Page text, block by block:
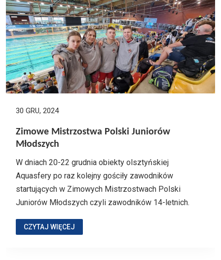
30 GRU, 2024
Zimowe Mistrzostwa Polski Juniorów
Młodszych
W dniach 20-22 grudnia obiekty olsztyńskiej
Aquasfery po raz kolejny gościły zawodników
startujących w Zimowych Mistrzostwach Polski
Juniorów Młodszych czyli zawodników 14-letnich.
CZYTAJ WIĘCEJ